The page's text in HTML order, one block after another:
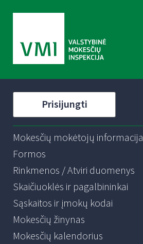
Prisijungti
Mokesčių mokėtojų informacija
Formos
Rinkmenos / Atviri duomenys
Skaičiuoklės ir pagalbininkai
Sąskaitos ir įmokų kodai
Mokesčių žinynas
Mokesčių kalendorius